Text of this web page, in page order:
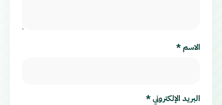
الاسم*
البريد الإلكتروني*